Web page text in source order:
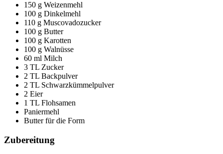
150 g Weizenmehl
100 g Dinkelmehl
110 g Muscovadozucker
100 g Butter
100 g Karotten
100 g Walnüsse
60 ml Milch
3 TL Zucker
2 TL Backpulver
2 TL Schwarzkümmelpulver
2 Eier
1 TL Flohsamen
Paniermehl
Butter für die Form
Zubereitung